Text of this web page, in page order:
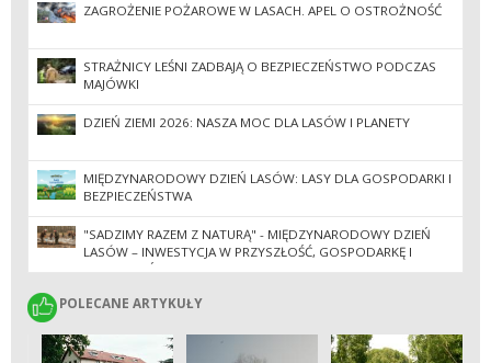
ZAGROŻENIE POŻAROWE W LASACH. APEL O OSTROŻNOŚĆ
STRAŻNICY LEŚNI ZADBAJĄ O BEZPIECZEŃSTWO PODCZAS
MAJÓWKI
DZIEŃ ZIEMI 2026: NASZA MOC DLA LASÓW I PLANETY
MIĘDZYNARODOWY DZIEŃ LASÓW: LASY DLA GOSPODARKI I
BEZPIECZEŃSTWA
"SADZIMY RAZEM Z NATURĄ" - MIĘDZYNARODOWY DZIEŃ
LASÓW – INWESTYCJA W PRZYSZŁOŚĆ, GOSPODARKĘ I
BEZPIECZEŃSTWO
POLECANE ARTYKUŁY
POLECANE ARTYKUŁY